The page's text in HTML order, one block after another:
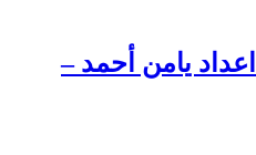
اعداد يامن أحمد –